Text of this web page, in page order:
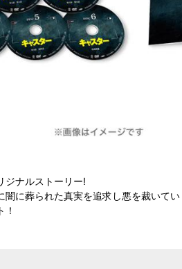
ジナルストーリー!
に葬られた真実を追求し悪を裁いてい